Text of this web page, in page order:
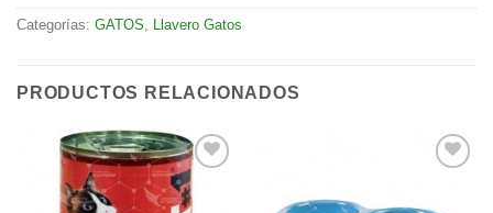
Categorías: GATOS Llavero Gatos
PRODUCTOS RELACIONADOS